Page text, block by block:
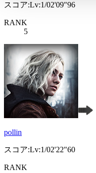
スコア:Lv:1/02'09"96
RANK
5
pollin
スコア:Lv:1/02'22"60
RANK